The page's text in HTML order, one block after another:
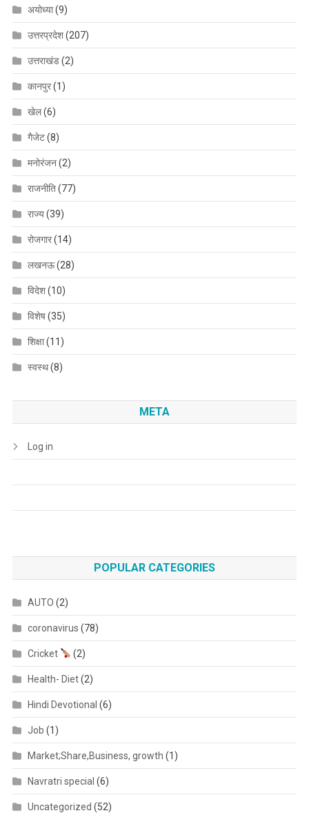
अयोध्या(9)
उत्तरप्रदेश(207)
उत्तराखंड(2)
कानपुर(1)
खेल(6)
गैजेट(8)
मनोरंजन(2)
राजनीति(77)
राज्य(39)
रोजगार(14)
लखनऊ(28)
विदेश(10)
विशेष(35)
शिक्षा(11)
स्वस्थ(8)
META
Log in
POPULAR CATEGORIES
AUTO (2)
coronavirus (78)
Cricket (2)
Health- Diet(2)
Hindi Devotional (6)
Job (1)
Market;Share,Business, growth (1)
Navratri special (6)
Uncategorized (52)